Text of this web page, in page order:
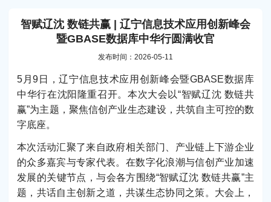
智赋辽沈 数链共赢 | 辽宁信息技术应用创新峰会
暨GBASE数据库中华行圆满收官
发布时间：2026-05-11
5月9日，辽宁信息技术应用创新峰会暨GBASE数据库
中华行在沈阳隆重召开。本次大会以“智赋辽沈 数链共
赢”为主题，聚焦信创产业生态建设，共筑自主可控的数
字底座。
本次活动汇聚了来自政府相关部门、产业链上下游企业
的众多嘉宾与专家代表。在数字化浪潮与信创产业加速
发展的关键节点，与会各方围绕“智赋辽沈 数链共赢”主
题，共话自主创新之道，共谋生态协同之策。大会上，